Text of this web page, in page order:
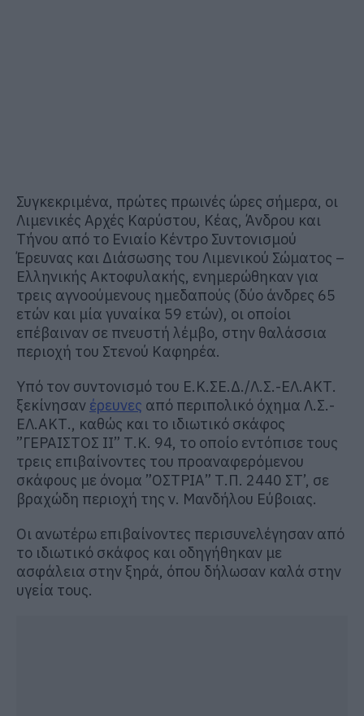
Συγκεκριμένα, πρώτες πρωινές ώρες σήμερα, οι
Λιμενικές Αρχές Καρύστου, Κέας, Άνδρου και
Τήνου από το Ενιαίο Κέντρο Συντονισμού
Έρευνας και Διάσωσης του Λιμενικού Σώματος –
Ελληνικής Ακτοφυλακής, ενημερώθηκαν για
τρεις αγνοούμενους ημεδαπούς (δύο άνδρες 65
ετών και μία γυναίκα 59 ετών), οι οποίοι
επέβαιναν σε πνευστή λέμβο, στην θαλάσσια
περιοχή του Στενού Καφηρέα.
Υπό τον συντονισμό του Ε.Κ.ΣΕ.Δ./Λ.Σ.-ΕΛ.ΑΚΤ.
ξεκίνησαν έρευνες από περιπολικό όχημα Λ.Σ.-
ΕΛ.ΑΚΤ., καθώς και το ιδιωτικό σκάφος
”ΓΕΡΑΙΣΤΟΣ ΙΙ” Τ.Κ. 94, το οποίο εντόπισε τους
τρεις επιβαίνοντες του προαναφερόμενου
σκάφους με όνομα ”ΟΣΤΡΙΑ” Τ.Π. 2440 ΣΤ’, σε
βραχώδη περιοχή της ν. Μανδήλου Εύβοιας.
Οι ανωτέρω επιβαίνοντες περισυνελέγησαν από
το ιδιωτικό σκάφος και οδηγήθηκαν με
ασφάλεια στην ξηρά, όπου δήλωσαν καλά στην
υγεία τους.